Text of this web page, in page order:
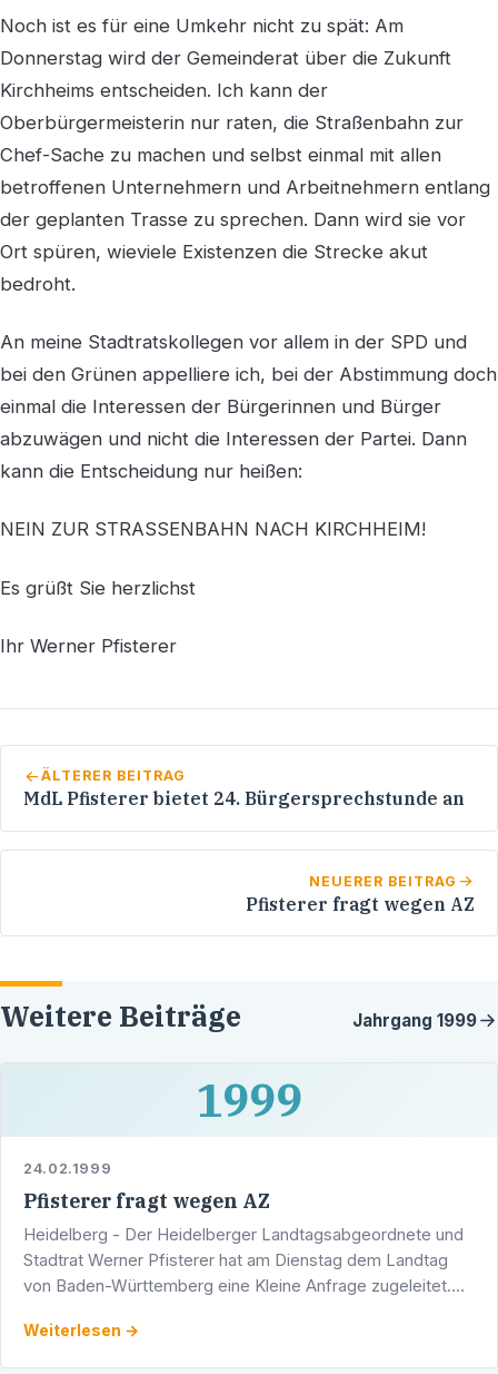
Noch ist es für eine Umkehr nicht zu spät: Am
Donnerstag wird der Gemeinderat über die Zukunft
Kirchheims entscheiden. Ich kann der
Oberbürgermeisterin nur raten, die Straßenbahn zur
Chef-Sache zu machen und selbst einmal mit allen
betroffenen Unternehmern und Arbeitnehmern entlang
der geplanten Trasse zu sprechen. Dann wird sie vor
Ort spüren, wieviele Existenzen die Strecke akut
bedroht.
An meine Stadtratskollegen vor allem in der SPD und
bei den Grünen appelliere ich, bei der Abstimmung doch
einmal die Interessen der Bürgerinnen und Bürger
abzuwägen und nicht die Interessen der Partei. Dann
kann die Entscheidung nur heißen:
NEIN ZUR STRASSENBAHN NACH KIRCHHEIM!
Es grüßt Sie herzlichst
Ihr Werner Pfisterer
ÄLTERER BEITRAG
MdL Pfisterer bietet 24. Bürgersprechstunde an
NEUERER BEITRAG
Pfisterer fragt wegen AZ
Weitere Beiträge Jahrgang 1999
1999
24.02.1999
Pfisterer fragt wegen AZ
Heidelberg - Der Heidelberger Landtagsabgeordnete und
Stadtrat Werner Pfisterer hat am Dienstag dem Landtag
von Baden-Württemberg eine Kleine Anfrage zugeleitet.
…
Weiterlesen →